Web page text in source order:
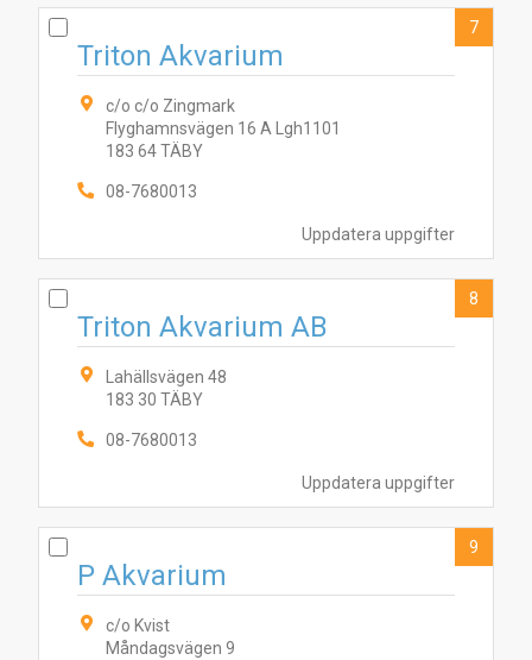
Uppdatera uppgifter
Triton Akvarium
c/o c/o Zingmark
Flyghamnsvägen 16 A Lgh1101
183 64 TÄBY
08-7680013
7
Uppdatera uppgifter
Triton Akvarium AB
Lahällsvägen 48
183 30 TÄBY
08-7680013
8
P Akvarium
c/o Kvist
Måndagsvägen 9
9